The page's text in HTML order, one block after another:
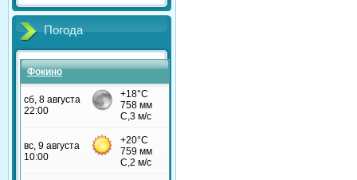
Погода
Фокино